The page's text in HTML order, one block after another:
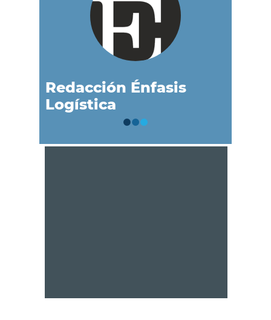
Redacción Énfasis
Logística